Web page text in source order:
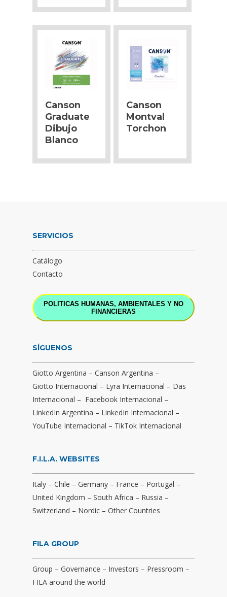
Canson
Graduate
Dibujo
Blanco
Canson
Montval
Torchon
SERVICIOS
Catálogo
Contacto
POLITICAS HUMANAS, AMBIENTALES Y NO
FINANCIERAS
SÍGUENOS
Giotto Argentina – Canson Argentina –
Giotto Internacional – Lyra Internacional – Das
Internacional – Facebook Internacional –
LinkedIn Argentina – LinkedIn Internacional –
YouTube Internacional – TikTok Internacional
F.I.L.A. WEBSITES
Italy – Chile – Germany – France – Portugal –
United Kingdom – South Africa – Russia –
Switzerland – Nordic – Other Countries
FILA GROUP
Group – Governance – Investors – Pressroom –
FILA around the world